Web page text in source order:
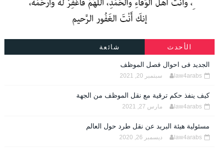
الأحدث شائعة
الجديد فى احوال فصل الموظف
law4arabs سبتمبر 20, 2021
كيف ينفذ حكم ترقية مع نقل الموظف من الجهة
law4arabs مارس 27, 2021
مسئولية هيئة البريد عن نقل طرد حول العالم
law4arabs ديسمبر 26, 2020